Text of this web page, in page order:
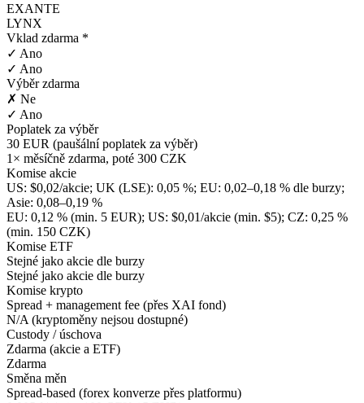
EXANTE
LYNX
Vklad zdarma *
✓ Ano
✓ Ano
Výběr zdarma
✗ Ne
✓ Ano
Poplatek za výběr
30 EUR (paušální poplatek za výběr)
1× měsíčně zdarma, poté 300 CZK
Komise akcie
US: $0,02/akcie; UK (LSE): 0,05 %; EU: 0,02–0,18 % dle burzy;
Asie: 0,08–0,19 %
EU: 0,12 % (min. 5 EUR); US: $0,01/akcie (min. $5); CZ: 0,25 %
(min. 150 CZK)
Komise ETF
Stejné jako akcie dle burzy
Stejné jako akcie dle burzy
Komise krypto
Spread + management fee (přes XAI fond)
N/A (kryptoměny nejsou dostupné)
Custody / úschova
Zdarma (akcie a ETF)
Zdarma
Směna měn
Spread-based (forex konverze přes platformu)